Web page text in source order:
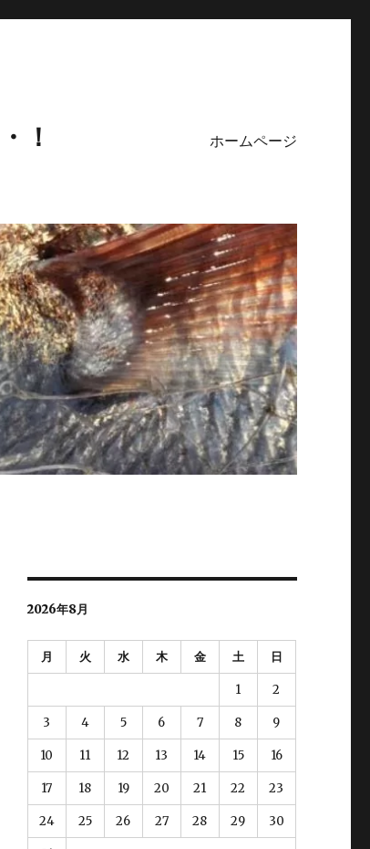
！ ホームページ
2026年8月
月 火 水 木 金 土 日
1 2
3 4 5 6 7 8 9
10 11 12 13 14 15 16
17 18 19 20 21 22 23
24 25 26 27 28 29 30